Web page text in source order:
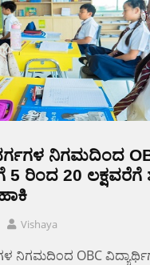
ನಿಗಮದಿಂದ
5 ರಿಂದ 20 ಲಕ್ಷವರೆಗೆ
Vishaya
ನಿಗಮದಿಂದ OBC